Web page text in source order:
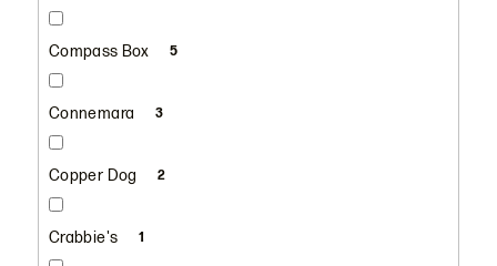
Compass Box 5
Connemara 3
Copper Dog 2
Crabbie's 1